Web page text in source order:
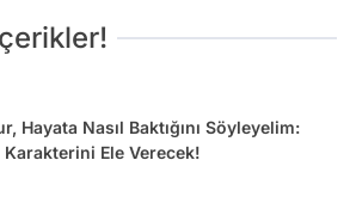
Hayata Nasıl Baktığını Söyleyelim:
Ele Verecek!